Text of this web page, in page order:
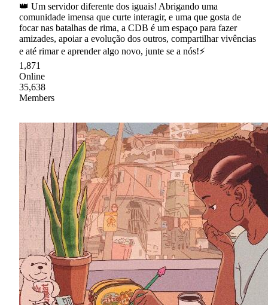
👑 Um servidor diferente dos iguais! Abrigando uma
comunidade imensa que curte interagir, e uma que gosta de
focar nas batalhas de rima, a CDB é um espaço para fazer
amizades, apoiar a evolução dos outros, compartilhar vivências
e até rimar e aprender algo novo, junte se a nós!⚡
1,871
Online
35,638
Members